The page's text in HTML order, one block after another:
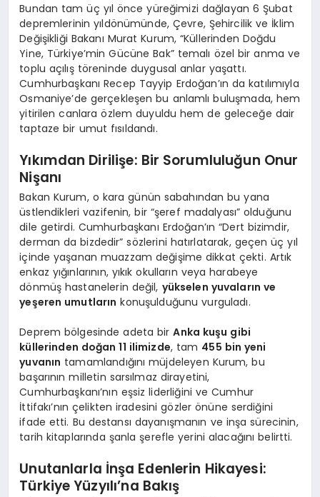
Bundan tam üç yıl önce yüreğimizi dağlayan 6 Şubat
depremlerinin yıldönümünde, Çevre, Şehircilik ve İklim
Değişikliği Bakanı Murat Kurum, “Küllerinden Doğdu
Yine, Türkiye’min Gücüne Bak” temalı özel bir anma ve
toplu açılış töreninde duygusal anlar yaşattı.
Cumhurbaşkanı Recep Tayyip Erdoğan’ın da katılımıyla
Osmaniye’de gerçekleşen bu anlamlı buluşmada, hem
yitirilen canlara özlem duyuldu hem de geleceğe dair
taptaze bir umut fısıldandı.
Yıkımdan Dirilişe: Bir Sorumluluğun Onur
Nişanı
Bakan Kurum, o kara günün sabahından bu yana
üstlendikleri vazifenin, bir “şeref madalyası” olduğunu
dile getirdi. Cumhurbaşkanı Erdoğan’ın “Dert bizimdir,
derman da bizdedir” sözlerini hatırlatarak, geçen üç yıl
içinde yaşanan muazzam değişime dikkat çekti. Artık
enkaz yığınlarının, yıkık okulların veya harabeye
dönmüş hastanelerin değil, yükselen yuvaların ve
yeşeren umutların konuşulduğunu vurguladı.
Deprem bölgesinde adeta birAnka kuşu gibi
küllerinden doğan 11 ilimizde, tam 455 bin yeni
yuvanın tamamlandığını müjdeleyen Kurum, bu
başarının milletin sarsılmaz dirayetini,
Cumhurbaşkanı’nın eşsiz liderliğini ve Cumhur
İttifakı’nın çelikten iradesini gözler önüne serdiğini
ifade etti. Bu destansı dayanışmanın ve inşa sürecinin,
tarih kitaplarında şanla şerefle yerini alacağını belirtti.
Unutanlarla İnşa Edenlerin Hikayesi:
Türkiye Yüzyılı’na Bakış